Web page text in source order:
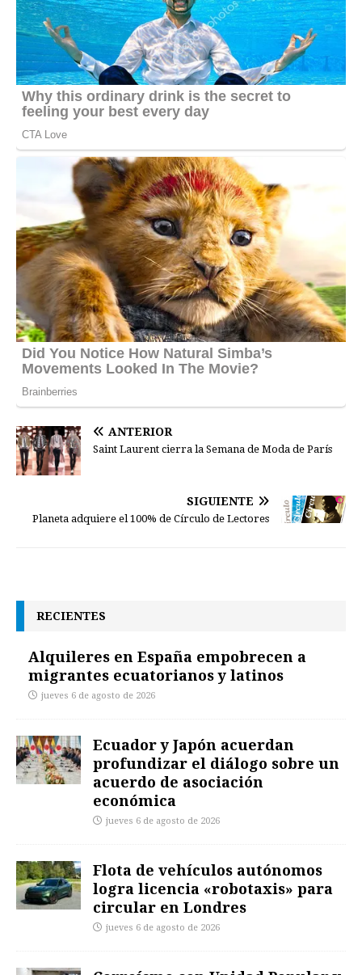
ANTERIOR
Saint Laurent cierra la Semana de Moda de París
SIGUIENTE
Planeta adquiere el 100% de Círculo de Lectores
RECIENTES
Alquileres en España empobrecen a
migrantes ecuatorianos y latinos
jueves 6 de agosto de 2026
Ecuador y Japón acuerdan
profundizar el diálogo sobre un
acuerdo de asociación
económica
jueves 6 de agosto de 2026
Flota de vehículos autónomos
logra licencia «robotaxis» para
circular en Londres
jueves 6 de agosto de 2026